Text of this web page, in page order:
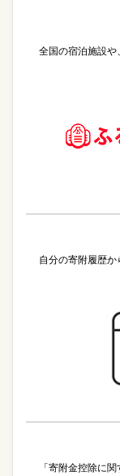
全国の宿泊施設や
自分の寄附履歴か
「寄附金控除に